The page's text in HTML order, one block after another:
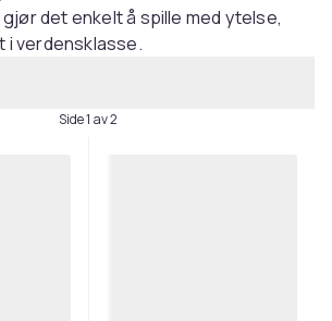
det enkelt å spille med ytelse,
i verdensklasse.
Side 1 av 2